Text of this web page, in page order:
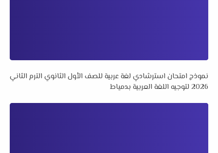
نموذج امتحان استرشادي لغة عربية للصف الأول الثانوي الترم الثاني
2026 لتوجيه اللغة العربية بدمياط